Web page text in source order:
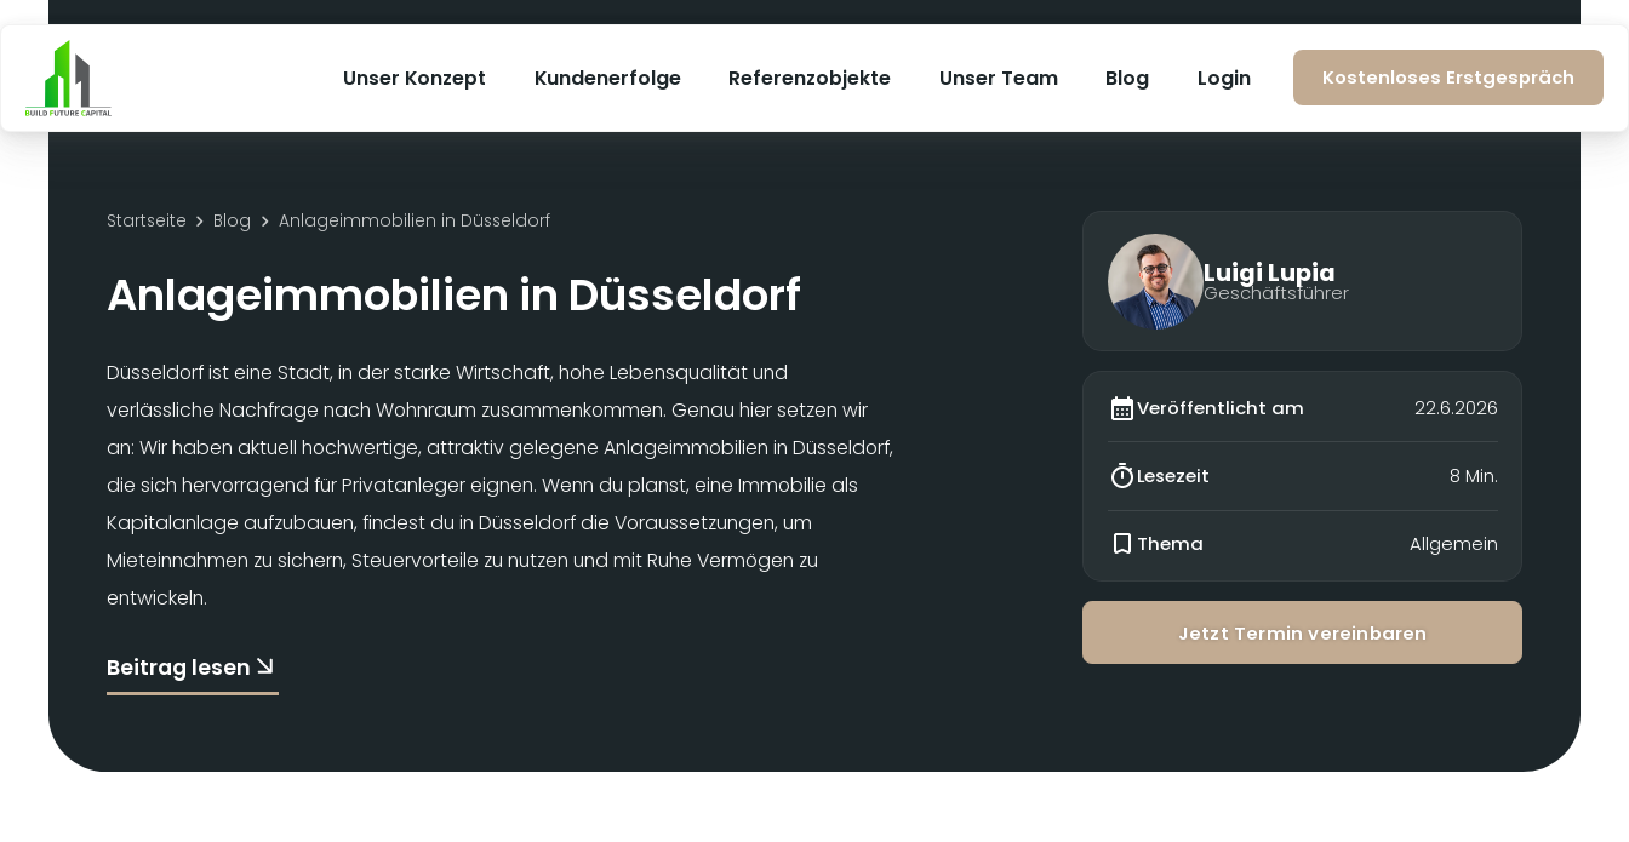
Unser Konzept Kundenerfolge Referenzobjekte Unser Team Blog Login Kostenloses Erstgespräch
Startseite Blog Anlageimmobilien in Düsseldorf
Anlageimmobilien in Düsseldorf
Düsseldorf ist eine Stadt, in der starke Wirtschaft, hohe Lebensqualität und
verlässliche Nachfrage nach Wohnraum zusammenkommen. Genau hier setzen wir
an: Wir haben aktuell hochwertige, attraktiv gelegene Anlageimmobilien in Düsseldorf,
die sich hervorragend für Privatanleger eignen. Wenn du planst, eine Immobilie als
Kapitalanlage aufzubauen, findest du in Düsseldorf die Voraussetzungen, um
Mieteinnahmen zu sichern, Steuervorteile zu nutzen und mit Ruhe Vermögen zu
entwickeln.
Beitrag lesen
Luigi Lupia
Geschäftsführer
Veröffentlicht am 22.6.2026
Lesezeit 8 Min.
Thema Allgemein
Jetzt Termin vereinbaren